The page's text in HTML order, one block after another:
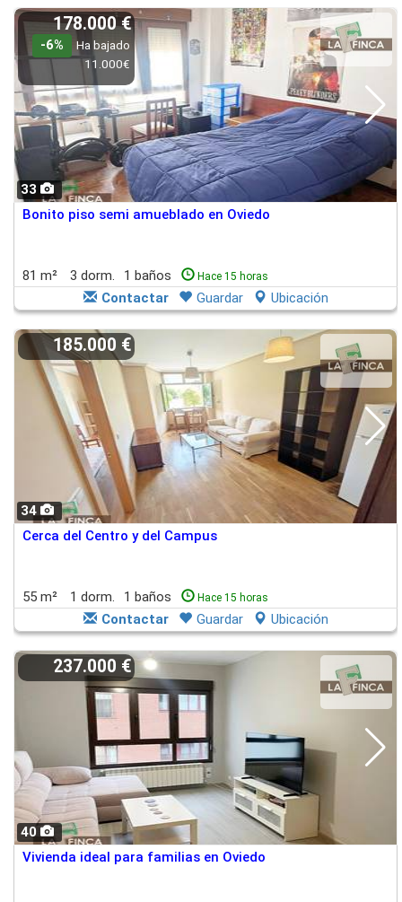
33
178.000 €
-6%
Ha bajado
11.000€
Bonito piso semi amueblado en Oviedo
81 m² 3 dorm. 1 baños Hace 15 horas
Contactar Guardar Ubicación
34
185.000 €
Cerca del Centro y del Campus
55 m² 1 dorm. 1 baños Hace 15 horas
Contactar Guardar Ubicación
40
237.000 €
Vivienda ideal para familias en Oviedo